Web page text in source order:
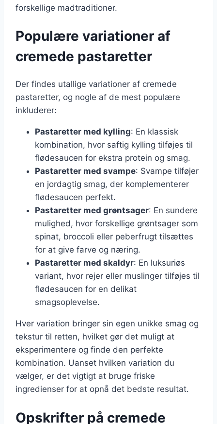
forskellige madtraditioner.
Populære variationer af
cremede pastaretter
Der findes utallige variationer af cremede
pastaretter, og nogle af de mest populære
inkluderer:
Pastaretter med kylling: En klassisk
kombination, hvor saftig kylling tilføjes til
flødesaucen for ekstra protein og smag.
Pastaretter med svampe: Svampe tilføjer
en jordagtig smag, der komplementerer
flødesaucen perfekt.
Pastaretter med grøntsager: En sundere
mulighed, hvor forskellige grøntsager som
spinat, broccoli eller peberfrugt tilsættes
for at give farve og næring.
Pastaretter med skaldyr: En luksuriøs
variant, hvor rejer eller muslinger tilføjes til
flødesaucen for en delikat
smagsoplevelse.
Hver variation bringer sin egen unikke smag og
tekstur til retten, hvilket gør det muligt at
eksperimentere og finde den perfekte
kombination. Uanset hvilken variation du
vælger, er det vigtigt at bruge friske
ingredienser for at opnå det bedste resultat.
Opskrifter på cremede